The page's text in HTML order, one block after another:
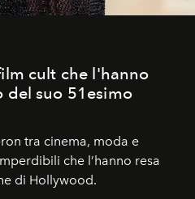
cult che l'hanno
del suo 51esimo
tra cinema, moda e
che l’hanno resa
di Hollywood.